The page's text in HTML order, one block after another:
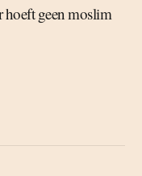
hoeft geen moslim